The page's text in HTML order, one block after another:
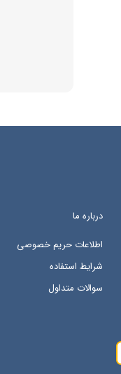
درباره ما
اطلاعات حریم خصوصی
شرایط استفاده
سوالات متداول